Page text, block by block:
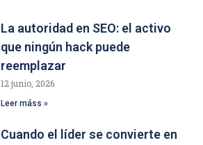
La autoridad en SEO: el activo
que ningún hack puede
reemplazar
12 junio, 2026
Leer máss »
Cuando el líder se convierte en